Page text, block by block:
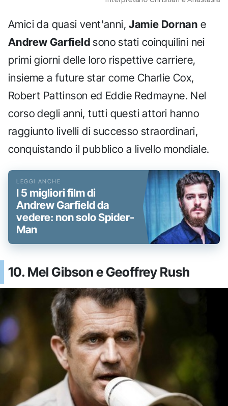
Amici da quasi vent'anni,Jamie Dornan e
Andrew Garfield sono stati coinquilini nei
primi giorni delle loro rispettive carriere,
insieme a future star come Charlie Cox,
Robert Pattinson ed Eddie Redmayne. Nel
corso degli anni, tutti questi attori hanno
raggiunto livelli di successo straordinari,
conquistando il pubblico a livello mondiale.
I 5 migliori film di
Andrew Garfield da
vedere: non solo Spider-
Man
10. Mel Gibson e Geoffrey Rush